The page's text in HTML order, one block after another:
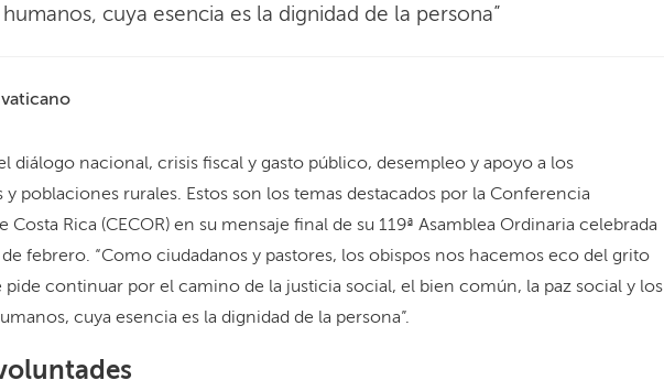
cuya esencia es la dignidad de la persona”
diálogo nacional, crisis fiscal y gasto público, desempleo y apoyo a los
y poblaciones rurales. Estos son los temas destacados por la Conferencia
Costa Rica (CECOR) en su mensaje final de su 119ª Asamblea Ordinaria celebrada
de febrero. “Como ciudadanos y pastores, los obispos nos hacemos eco del grito
pide continuar por el camino de la justicia social, el bien común, la paz social y los
cuya esencia es la dignidad de la persona”.